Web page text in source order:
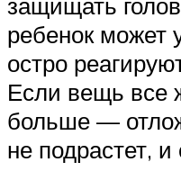
ребенок может
остро
Если вещь все
больше —
не подрастет,